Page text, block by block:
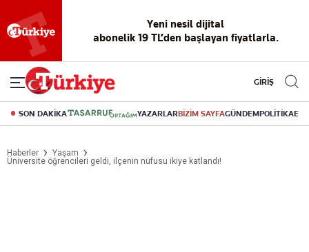
Yeni nesil dijital
abonelik 19 TL’den başlayan fiyatlarla.
GİRİŞ
SON DAKİKA YAZARLARBİZİM SAYFAGÜNDEMPOLİTİKA
Haberler
Yaşam
Üniversite öğrencileri geldi, ilçenin nüfusu ikiye katlandı!